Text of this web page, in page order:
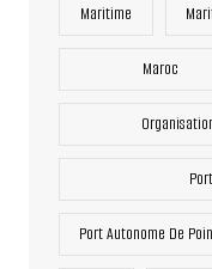
Maritime
Maroc
Port Autonome De